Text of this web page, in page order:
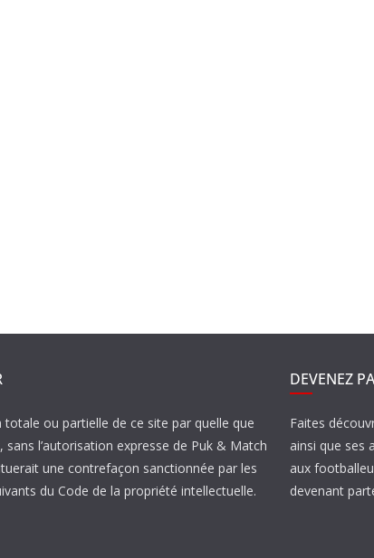
ou partielle de ce site par quelle que
l’autorisation expresse de Puk & Match
une contrefaçon sanctionnée par les
du Code de la propriété intellectuelle.
DEVENEZ
Faites
ainsi que ses
aux
devenant